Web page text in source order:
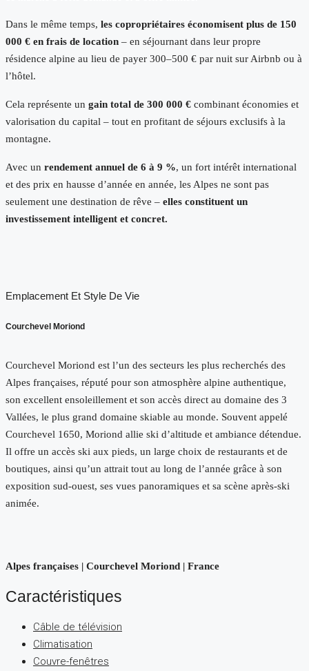
Dans le même temps, les copropriétaires économisent plus de 150
000 € en frais de location – en séjournant dans leur propre
résidence alpine au lieu de payer 300–500 € par nuit sur Airbnb ou à
l’hôtel.
Cela représente un gain total de 300 000 € combinant économies et
valorisation du capital – tout en profitant de séjours exclusifs à la
montagne.
Avec un rendement annuel de 6 à 9 %, un fort intérêt international
et des prix en hausse d’année en année, les Alpes ne sont pas
seulement une destination de rêve – elles constituent un
investissement intelligent et concret.
Emplacement Et Style De Vie
Courchevel Moriond
Courchevel Moriond est l’un des secteurs les plus recherchés des
Alpes françaises, réputé pour son atmosphère alpine authentique,
son excellent ensoleillement et son accès direct au domaine des 3
Vallées, le plus grand domaine skiable au monde. Souvent appelé
Courchevel 1650, Moriond allie ski d’altitude et ambiance détendue.
Il offre un accès ski aux pieds, un large choix de restaurants et de
boutiques, ainsi qu’un attrait tout au long de l’année grâce à son
exposition sud-ouest, ses vues panoramiques et sa scène après-ski
animée.
Alpes françaises | Courchevel Moriond | France
Caractéristiques
Câble de télévision
Climatisation
Couvre-fenêtres